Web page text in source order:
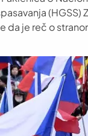
da je reč o